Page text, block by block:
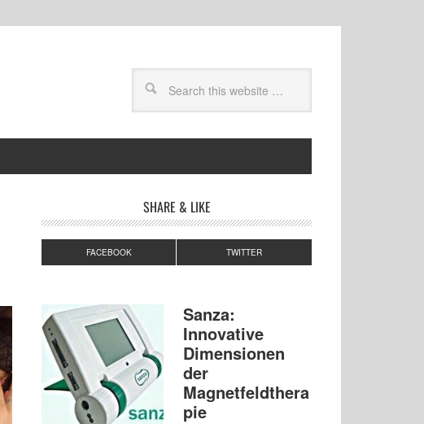
SHARE & LIKE
FACEBOOK TWITTER
Sanza:
Innovative
Dimensionen
der
Magnetfeldthera
pie